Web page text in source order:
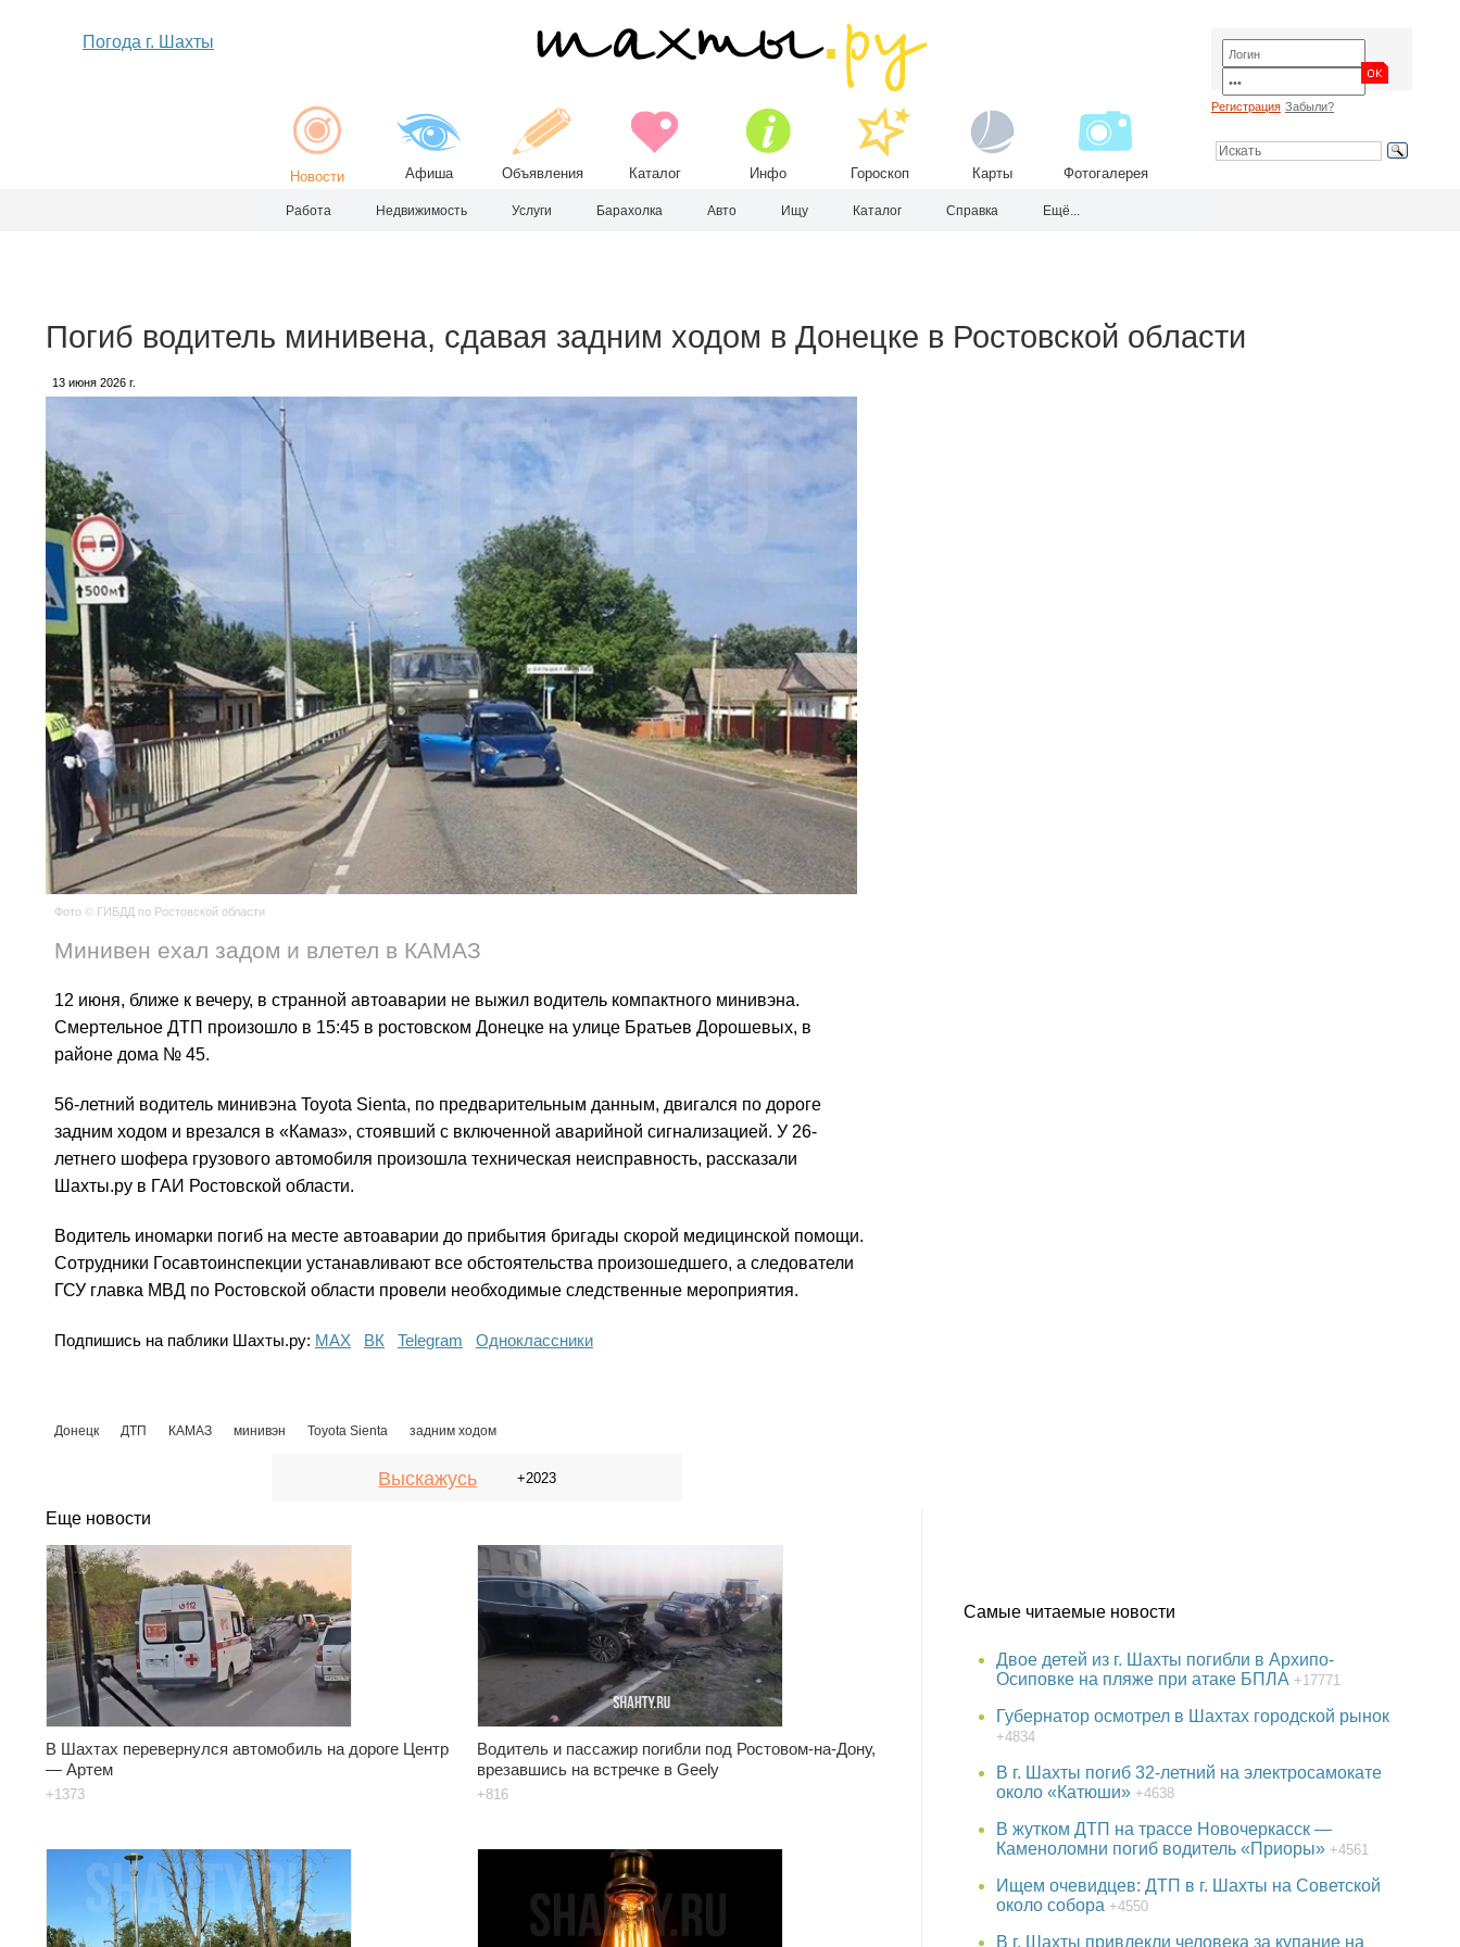
Погода г. Шахты
Новости Афиша Объявления Каталог Инфо Гороскоп Карты Фотогалерея
Регистрация Забыли?
Работа Недвижимость Услуги Барахолка Авто Ищу Каталог Справка Ещё...
Погиб водитель минивена, сдавая задним ходом в Донецке в Ростовской области
13 июня 2026 г.
Фото © ГИБДД по Ростовской области
Минивен ехал задом и влетел в КАМАЗ
12 июня, ближе к вечеру, в странной автоаварии не выжил водитель компактного минивэна.
Смертельное ДТП произошло в 15:45 в ростовском Донецке на улице Братьев Дорошевых, в
районе дома № 45.
56-летний водитель минивэна Toyota Sienta, по предварительным данным, двигался по дороге
задним ходом и врезался в «Камаз», стоявший с включенной аварийной сигнализацией. У 26-
летнего шофера грузового автомобиля произошла техническая неисправность, рассказали
Шахты.ру в ГАИ Ростовской области.
Водитель иномарки погиб на месте автоаварии до прибытия бригады скорой медицинской помощи.
Сотрудники Госавтоинспекции устанавливают все обстоятельства произошедшего, а следователи
ГСУ главка МВД по Ростовской области провели необходимые следственные мероприятия.
Подпишись на паблики Шахты.ру: МАХ ВК Telegram Одноклассники
Донецк ДТП КАМАЗ минивэн Toyota Sienta задним ходом
Выскажусь +2023
Еще новости
В Шахтах перевернулся автомобиль на дороге Центр
— Артем
+1373
Водитель и пассажир погибли под Ростовом-на-Дону,
врезавшись на встречке в Geely
+816
Самые читаемые новости
Двое детей из г. Шахты погибли в Архипо-
Осиповке на пляже при атаке БПЛА +17771
Губернатор осмотрел в Шахтах городской рынок
+4834
В г. Шахты погиб 32-летний на электросамокате
около «Катюши» +4638
В жутком ДТП на трассе Новочеркасск —
Каменоломни погиб водитель «Приоры» +4561
Ищем очевидцев: ДТП в г. Шахты на Советской
около собора +4550
В г. Шахты привлекли человека за купание на